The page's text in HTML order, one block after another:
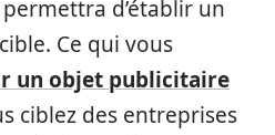
d’établir un
Ce qui vous
un objet publicitaire
ciblez des entreprises